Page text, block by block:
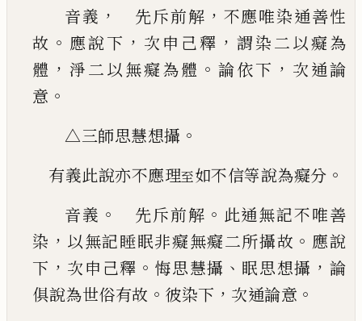
音義 ， 先斥前解 ， 不應唯染通善性
故 。 應說下 ， 次 申 己釋 ， 謂染二以癡為
體 ， 淨二以無癡為體 。 論依下 ， 次通論
意 。
△三師思慧想攝 。
有義此說亦不應理至如不信等說為癡分 。
音義 。 先斥前解 。 此通無記不唯善
染 ， 以無記睡眠非癡無癡二所攝故 。 應說
下 ， 次申 己釋 。 悔思慧攝 、 眠思想攝 ， 論
俱說為世俗有故 。 彼染下 ， 次通論意 。